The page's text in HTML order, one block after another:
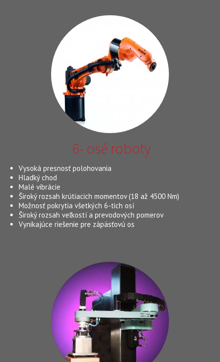
6- osé roboty
Vysoká presnosť polohovania
Hladký chod
Malé vibrácie
Široký rozsah krútiacich momentov (18 až 4500 Nm)
Možnosť pokrytia všetkých 6-tich osí
Široký rozsah veľkostí a prevodových pomerov
Vynikajúce riešenie pre zápäsťovú os